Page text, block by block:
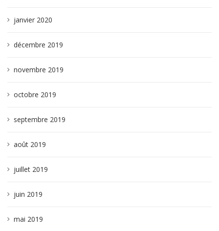
janvier 2020
décembre 2019
novembre 2019
octobre 2019
septembre 2019
août 2019
juillet 2019
juin 2019
mai 2019